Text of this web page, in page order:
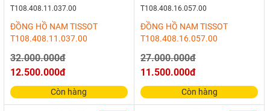
T108.408.11.037.00
ĐỒNG HỒ NAM TISSOT
T108.408.11.037.00
32.000.000đ
12.500.000đ
Còn hàng
T108.408.16.057.00
ĐỒNG HỒ NAM TISSOT
T108.408.16.057.00
27.000.000đ
11.500.000đ
Còn hàng